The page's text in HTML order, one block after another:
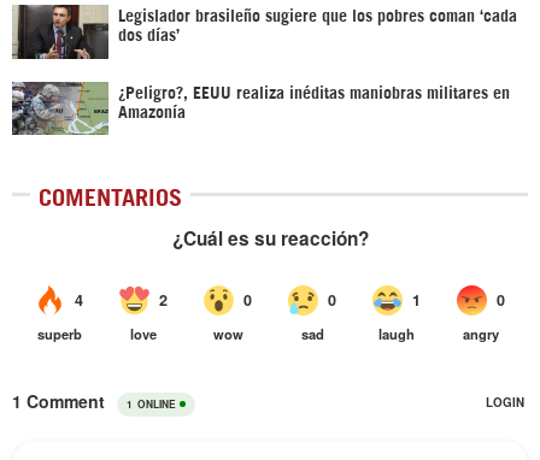
Legislador brasileño sugiere que los pobres coman ‘cada
dos días’
¿Peligro?, EEUU realiza inéditas maniobras militares en
Amazonía
COMENTARIOS